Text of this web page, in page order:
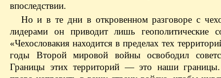
впоследствии.
Но и в те дни в откровенном разговоре с
лидерами он приводит лишь геополитические
«Чехословакия находится в пределах тех
годы Второй мировой войны освободил
Границы этих территорий — это наши